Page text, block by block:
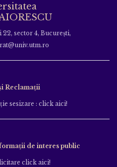
sector 4, București,
Reclamații
sesizare : click aici!
de interes public
click aici!